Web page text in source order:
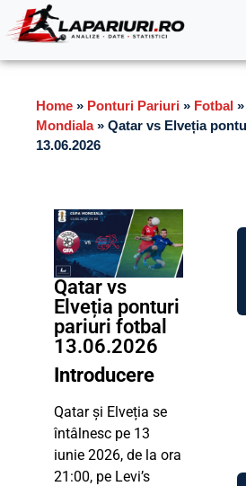
Home » Ponturi Pariuri » Fotbal »
Mondiala» Qatar vs Elveția
13.06.2026
Qatar vs
Elveția ponturi
pariuri fotbal
13.06.2026
Introducere
Qatar și Elveția se
întâlnesc pe 13
iunie 2026, de la ora
21:00, pe Levi’s